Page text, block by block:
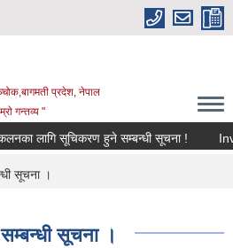
प्रदेश, नेपाल
गन्तव्य "
लागि सूचिकरण हुने सम्बन्धी सूचना !
सूचना ।
सूचना ।